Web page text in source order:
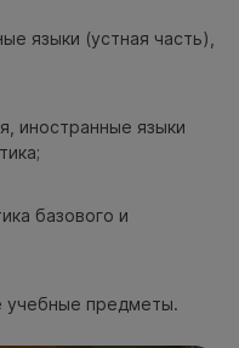
языки (устная часть),
иностранные языки
базового и
учебные предметы.